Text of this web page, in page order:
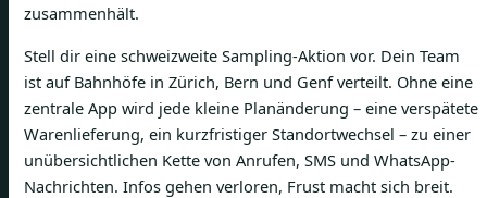
zusammenhält.
Stell dir eine schweizweite Sampling-Aktion vor. Dein Team
ist auf Bahnhöfe in Zürich, Bern und Genf verteilt. Ohne eine
zentrale App wird jede kleine Planänderung – eine verspätete
Warenlieferung, ein kurzfristiger Standortwechsel – zu einer
unübersichtlichen Kette von Anrufen, SMS und WhatsApp-
Nachrichten. Infos gehen verloren, Frust macht sich breit.